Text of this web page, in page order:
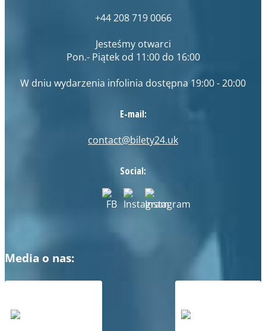
+44 208 719 0066
Jesteśmy otwarci
Pon.- Piątek od 11:00 do 16:00
W dniu wydarzenia infolinia dostępna 19:00 - 20:00
E-mail:
contact@bilety24.uk
Social:
Media o nas: